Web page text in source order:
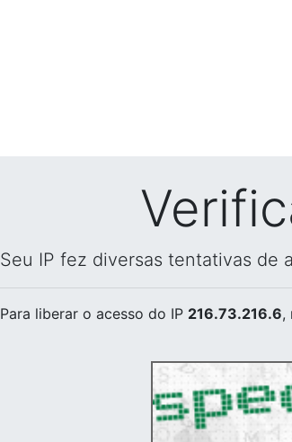
Seu IP fez diversas tentativas de
Para liberar o acesso do IP 216.73.216.6,